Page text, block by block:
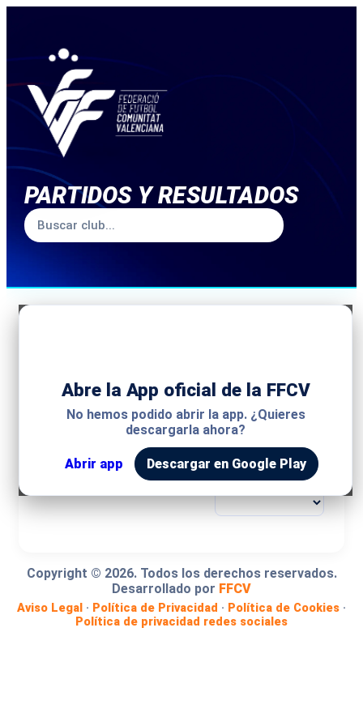
PARTIDOS Y RESULTADOS
Abre la App oficial de la FFCV
No hemos podido abrir la app. ¿Quieres
descargarla ahora?
Abrir app Descargar en Google Play
MODALIDAD
COMPETICIÓN
GRUPO
Copyright © 2026. Todos los derechos reservados.
Desarrollado por FFCV
Aviso Legal · Política de Privacidad · Política de Cookies ·
Política de privacidad redes sociales